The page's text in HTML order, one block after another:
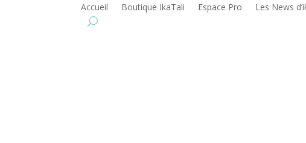
Accueil Boutique IkaTali Espace Pro Les News